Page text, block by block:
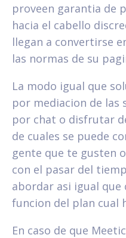
proveen garanti­a de
hacia el cabello
llegan a convertirse
las normas de su
La modo igual que
por mediacion de las
por chat o disfrutar
de cuales se puede
gente que te gusten
con el pasar del
abordar asi­ igual
funcion del plan cual
En caso de que